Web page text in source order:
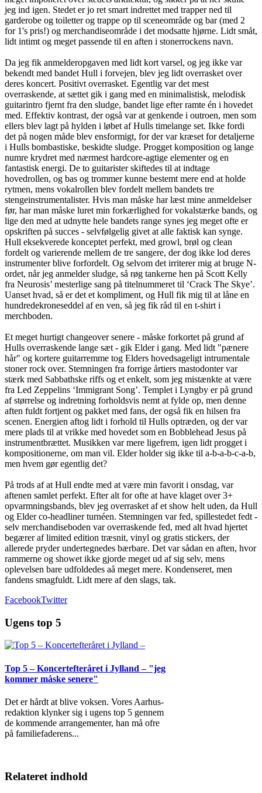
jeg ind igen. Stedet er jo ret smart indrettet med trapper ned til
garderobe og toiletter og trappe op til sceneområde og bar (med 2
for 1's pris!) og merchandiseområde i det modsatte hjørne. Lidt småt,
lidt intimt og meget passende til en aften i stonerrockens navn.
Da jeg fik anmelderopgaven med lidt kort varsel, og jeg ikke var
bekendt med bandet Hull i forvejen, blev jeg lidt overrasket over
deres koncert. Positivt overrasket. Egentlig var det mest
overraskende, at sættet gik i gang med en minimalistisk, melodisk
guitarintro fjernt fra den sludge, bandet lige efter ramte én i hovedet
med. Effektiv kontrast, der også var at genkende i outroen, men som
ellers blev lagt på hylden i løbet af Hulls timelange set. Ikke fordi
det på nogen måde blev ensformigt, for der var kræset for detaljerne
i Hulls bombastiske, beskidte sludge. Progget komposition og lange
numre krydret med nærmest hardcore-agtige elementer og en
fantastisk energi. De to guitarister skiftedes til at indtage
hovedrollen, og bas og trommer kunne bestemt mere end at holde
rytmen, mens vokalrollen blev fordelt mellem bandets tre
stengeinstrumentalister. Hvis man måske har læst mine anmeldelser
før, har man måske luret min forkærlighed for vokalstærke bands, og
lige den med at udnytte hele bandets range synes jeg meget ofte er
opskriften på succes - selvfølgelig givet at alle faktisk kan synge.
Hull eksekverede konceptet perfekt, med growl, brøl og clean
fordelt og varierende mellem de tre sangere, der dog ikke lod deres
instrumenter blive forfordelt. Og selvom det irriterer mig at bruge N-
ordet, når jeg anmelder sludge, så røg tankerne hen på Scott Kelly
fra Neurosis’ mesterlige sang på titelnummeret til ‘Crack The Skye’.
Uanset hvad, så er det et kompliment, og Hull fik mig til at låne en
hundredekroneseddel af en ven, så jeg fik råd til en t-shirt i
merchboden.
Et meget hurtigt changeover senere - måske forkortet på grund af
Hulls overraskende lange sæt - gik Elder i gang. Med lidt "pænere
hår" og kortere guitarremme tog Elders hovedsageligt intrumentale
stoner rock over. Stemningen fra forrige årtiers mastodonter var
stærk med Sabbathske riffs og et enkelt, som jeg mistænkte at være
fra Led Zeppelins ‘Immigrant Song’. Templet i Lyngby er på grund
af størrelse og indretning forholdsvis nemt at fylde op, men denne
aften fuldt fortjent og pakket med fans, der også fik en hilsen fra
scenen. Energien aftog lidt i forhold til Hulls optræden, og der var
mere plads til at vrikke med hovedet som en Bobblehead Jesus på
instrumentbrættet. Musikken var mere ligefrem, igen lidt progget i
kompositionerne, om man vil. Elder holder sig ikke til a-b-a-b-c-a-b,
men hvem gør egentlig det?
På trods af at Hull endte med at være min favorit i onsdag, var
aftenen samlet perfekt. Efter alt for ofte at have klaget over 3+
opvarmningsbands, blev jeg overrasket af et show helt uden, da Hull
og Elder co-headliner turnéen. Stemningen var fed, spillestedet fedt -
selv merchandiseboden var overraskende fed, med alt hvad hjertet
begærer af limited edition træsnit, vinyl og gratis stickers, der
allerede pryder undertegnedes bærbare. Det var sådan en aften, hvor
rammerne og showet ikke gjorde meget ud af sig selv, mens
oplevelsen bare udfoldedes aå meget mere. Kondenseret, men
fandens smagfuldt. Lidt mere af den slags, tak.
FacebookTwitter
Ugens top 5
Top 5 – Koncertefteråret i Jylland – "jeg
kommer måske senere"
Det er hårdt at blive voksen. Vores Aarhus-
redaktion klynker sig i ugens top 5 gennem
de kommende arrangementer, han må ofre
på familiefaderens...
Relateret indhold